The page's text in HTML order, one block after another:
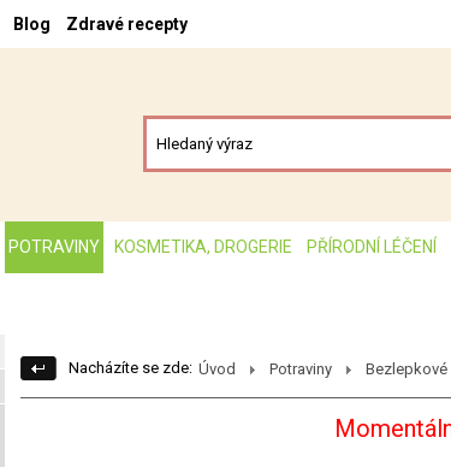
Blog Zdravé recepty
POTRAVINY KOSMETIKA, DROGERIE PŘÍRODNÍ LÉČENÍ
Nacházíte se zde: Úvod Potraviny Bezlepkové